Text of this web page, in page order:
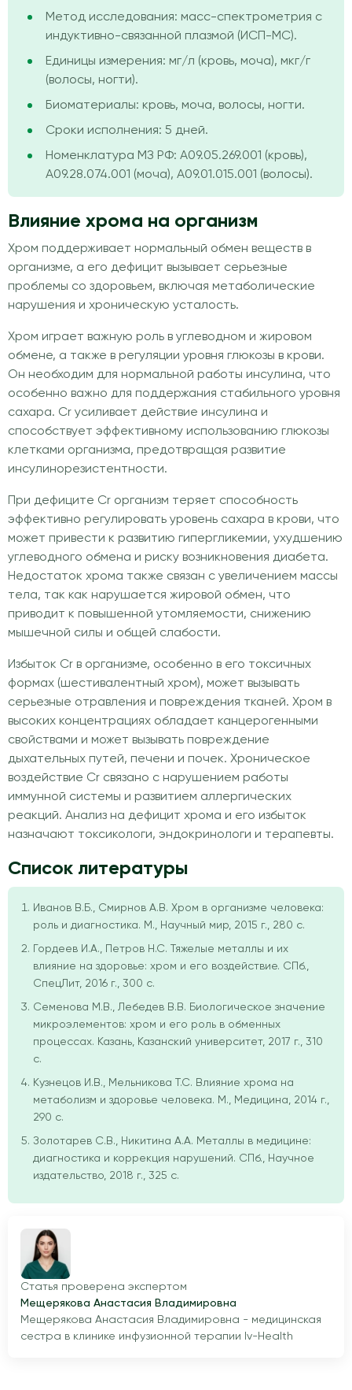
Метод исследования: масс-спектрометрия с
индуктивно-связанной плазмой (ИСП-МС).
Единицы измерения: мг/л (кровь, моча), мкг/г
(волосы, ногти).
Биоматериалы: кровь, моча, волосы, ногти.
Сроки исполнения: 5 дней.
Номенклатура МЗ РФ: A09.05.269.001 (кровь),
A09.28.074.001 (моча), A09.01.015.001 (волосы).
Влияние хрома на организм
Хром поддерживает нормальный обмен веществ в
организме, а его дефицит вызывает серьезные
проблемы со здоровьем, включая метаболические
нарушения и хроническую усталость.
Хром играет важную роль в углеводном и жировом
обмене, а также в регуляции уровня глюкозы в крови.
Он необходим для нормальной работы инсулина, что
особенно важно для поддержания стабильного уровня
сахара. Cr усиливает действие инсулина и
способствует эффективному использованию глюкозы
клетками организма, предотвращая развитие
инсулинорезистентности.
При дефиците Cr организм теряет способность
эффективно регулировать уровень сахара в крови, что
может привести к развитию гипергликемии, ухудшению
углеводного обмена и риску возникновения диабета.
Недостаток хрома также связан с увеличением массы
тела, так как нарушается жировой обмен, что
приводит к повышенной утомляемости, снижению
мышечной силы и общей слабости.
Избыток Cr в организме, особенно в его токсичных
формах (шестивалентный хром), может вызывать
серьезные отравления и повреждения тканей. Хром в
высоких концентрациях обладает канцерогенными
свойствами и может вызывать повреждение
дыхательных путей, печени и почек. Хроническое
воздействие Cr связано с нарушением работы
иммунной системы и развитием аллергических
реакций. Анализ на дефицит хрома и его избыток
назначают токсикологи, эндокринологи и терапевты.
Список литературы
Иванов В.Б., Смирнов А.В. Хром в организме человека:
роль и диагностика. М., Научный мир, 2015 г., 280 с.
Гордеев И.А., Петров Н.С. Тяжелые металлы и их
влияние на здоровье: хром и его воздействие. СПб.,
СпецЛит, 2016 г., 300 с.
Семенова М.В., Лебедев В.В. Биологическое значение
микроэлементов: хром и его роль в обменных
процессах. Казань, Казанский университет, 2017 г., 310
с.
Кузнецов И.В., Мельникова Т.С. Влияние хрома на
метаболизм и здоровье человека. М., Медицина, 2014 г.,
290 с.
Золотарев С.В., Никитина А.А. Металлы в медицине:
диагностика и коррекция нарушений. СПб., Научное
издательство, 2018 г., 325 с.
Статья проверена экспертом
Мещерякова Анастасия Владимировна
Мещерякова Анастасия Владимировна - медицинская
сестра в клинике инфузионной терапии Iv-Health